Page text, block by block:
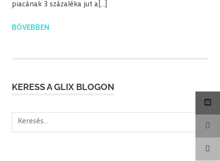
piacának 3 százaléka jut a[…]
BŐVEBBEN
KERESS A GLIX BLOGON
Keresés: